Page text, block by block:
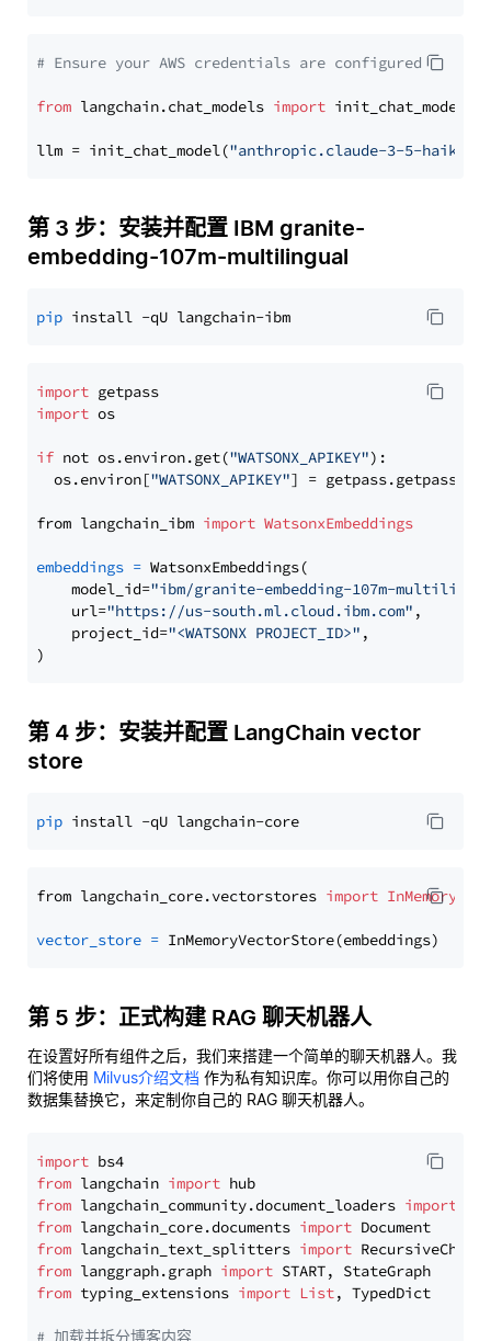
# Ensure your AWS credentials are configured
from langchain.chat_models import init_chat_model
llm = init_chat_model("anthropic.claude-3-5-haiku-
第 3 步：安装并配置 IBM granite-
embedding-107m-multilingual
pip
import
import os
if not os.environ.get("WATSONX_APIKEY"):
  os.environ[
"WATSONX_APIKEY"] = getpass.getpass(
from langchain_ibm import WatsonxEmbeddings
embeddings = WatsonxEmbeddings(
    model_id=
"ibm/granite-embedding-107m-
    url=
"https://us-south.ml.cloud.ibm.com" ,
    project_id=
"<WATSONX PROJECT_ID>" ,
第 4 步：安装并配置 LangChain vector
store
pip
from langchain_core.vectorstores import
vector_store =
第 5 步：正式构建 RAG 聊天机器人
在设置好所有组件之后，我们来搭建一个简单的聊天机器人。我
们将使用 Milvus介绍文档 作为私有知识库。你可以用你自己的
数据集替换它，来定制你自己的 RAG 聊天机器人。
import
from langchain import
from langchain_community.document_loaders import
from langchain_core.documents import
from langchain_text_splitters import
from langgraph.graph import
from typing_extensions import List, TypedDict
# 加载并拆分博客内容